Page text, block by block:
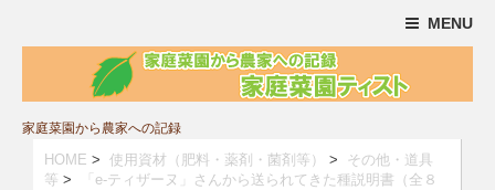
MENU
家庭菜園から農家への記録
HOME > 使用資材（肥料・薬剤・菌剤等） > その他・道具
等 >
「e-ティザーヌ」さんから送られてきた種説明書（全８